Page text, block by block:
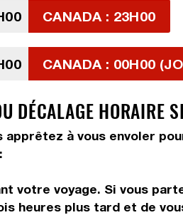
CANADA : 23H00
CANADA : 00H00
DÉCALAGE HORAIRE
apprêtez à vous envoler
votre voyage. Si vous
heures plus tard et de